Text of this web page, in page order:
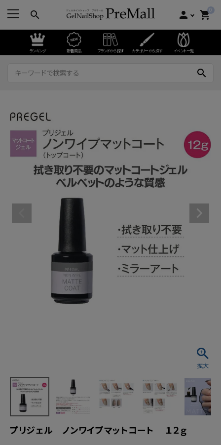
search person 0
shopping_cart
ランキング 新着商品 ブランドから探す カテゴリーから探す イベント一覧
search
プリジェル ノンワイプマットコート １２ｇ